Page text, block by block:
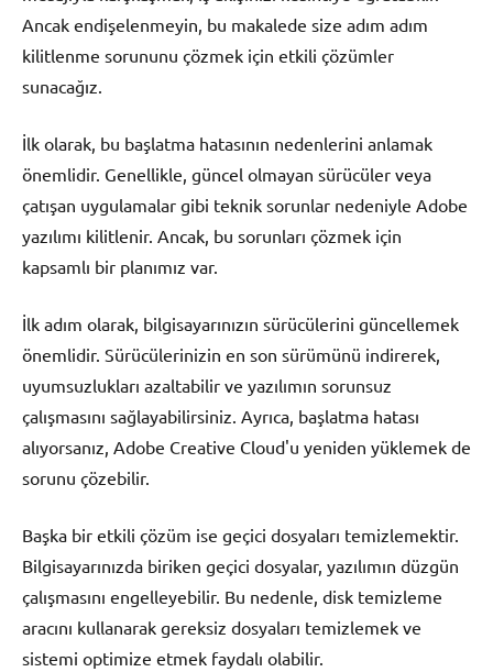
Ancak endişelenmeyin, bu makalede size adım adım
kilitlenme sorununu çözmek için etkili çözümler
sunacağız.
İlk olarak, bu başlatma hatasının nedenlerini anlamak
önemlidir. Genellikle, güncel olmayan sürücüler veya
çatışan uygulamalar gibi teknik sorunlar nedeniyle Adobe
yazılımı kilitlenir. Ancak, bu sorunları çözmek için
kapsamlı bir planımız var.
İlk adım olarak, bilgisayarınızın sürücülerini güncellemek
önemlidir. Sürücülerinizin en son sürümünü indirerek,
uyumsuzlukları azaltabilir ve yazılımın sorunsuz
çalışmasını sağlayabilirsiniz. Ayrıca, başlatma hatası
alıyorsanız, Adobe Creative Cloud'u yeniden yüklemek de
sorunu çözebilir.
Başka bir etkili çözüm ise geçici dosyaları temizlemektir.
Bilgisayarınızda biriken geçici dosyalar, yazılımın düzgün
çalışmasını engelleyebilir. Bu nedenle, disk temizleme
aracını kullanarak gereksiz dosyaları temizlemek ve
sistemi optimize etmek faydalı olabilir.